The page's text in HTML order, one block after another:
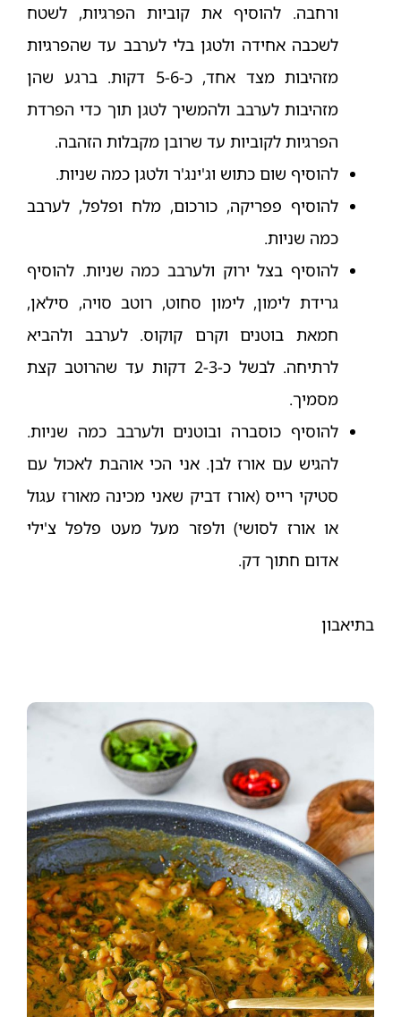
ורחבה. להוסיף את קוביות הפרגיות, לשטח
לשכבה אחידה ולטגן בלי לערבב עד שהפרגיות
מזהיבות מצד אחד, כ-5-6 דקות. ברגע שהן
מזהיבות לערבב ולהמשיך לטגן תוך כדי הפרדת
הפרגיות לקוביות עד שרובן מקבלות הזהבה.
להוסיף שום כתוש וג'ינג'ר ולטגן כמה שניות.
להוסיף פפריקה, כורכום, מלח ופלפל, לערבב
כמה שניות.
להוסיף בצל ירוק ולערבב כמה שניות. להוסיף
גרידת לימון, לימון סחוט, רוטב סויה, סילאן,
חמאת בוטנים וקרם קוקוס. לערבב ולהביא
לרתיחה. לבשל כ-2-3 דקות עד שהרוטב קצת
מסמיך.
להוסיף כוסברה ובוטנים ולערבב כמה שניות.
להגיש עם אורז לבן. אני הכי אוהבת לאכול עם
סטיקי רייס (אורז דביק שאני מכינה מאורז עגול
או אורז לסושי) ולפזר מעל מעט פלפל צ'ילי
אדום חתוך דק.
בתיאבון